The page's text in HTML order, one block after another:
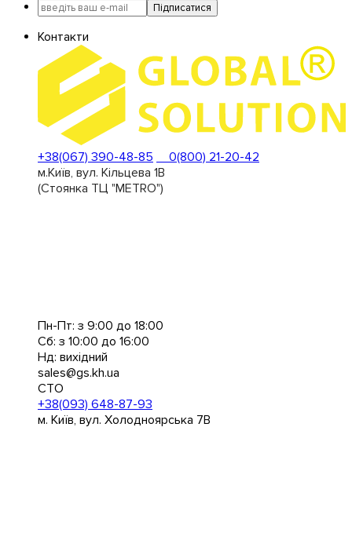
Підписатися
Контакти
+38(067) 390-48-85
0(800) 21-20-42
м.Київ, вул. Кільцева 1В
(Стоянка ТЦ "METRO")
Пн-Пт: з 9:00 до 18:00
Сб: з 10:00 до 16:00
Нд: вихідний
sales@gs.kh.ua
СТО
+38(093) 648-87-93
м. Київ, вул. Холодноярська 7В